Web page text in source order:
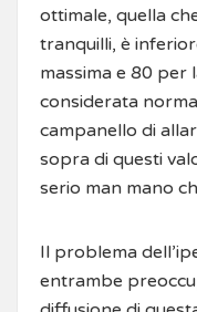
ottimale, quella
tranquilli, è
massima e 80 per
considerata
campanello di
sopra di questi
serio man mano
Il problema
entrambe